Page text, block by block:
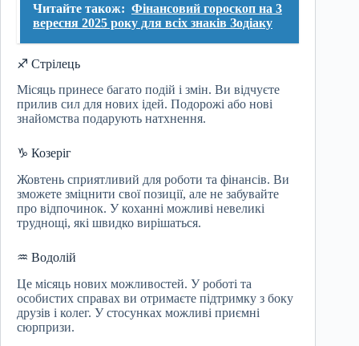
Читайте також: Фінансовий гороскоп на 3
вересня 2025 року для всіх знаків Зодіаку
♐ Стрілець
Місяць принесе багато подій і змін. Ви відчуєте
прилив сил для нових ідей. Подорожі або нові
знайомства подарують натхнення.
♑ Козеріг
Жовтень сприятливий для роботи та фінансів. Ви
зможете зміцнити свої позиції, але не забувайте
про відпочинок. У коханні можливі невеликі
труднощі, які швидко вирішаться.
♒ Водолій
Це місяць нових можливостей. У роботі та
особистих справах ви отримаєте підтримку з боку
друзів і колег. У стосунках можливі приємні
сюрпризи.